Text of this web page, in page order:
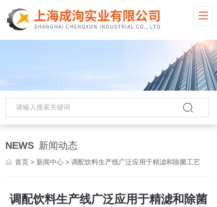
NEWS 新闻动态
首页 > 新闻中心 > 调配饮料生产线广泛应用于精滤和除菌工艺
调配饮料生产线广泛应用于精滤和除菌